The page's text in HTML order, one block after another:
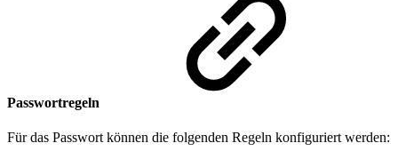
Passwortregeln
Für das Passwort können die folgenden Regeln konfiguriert werden: